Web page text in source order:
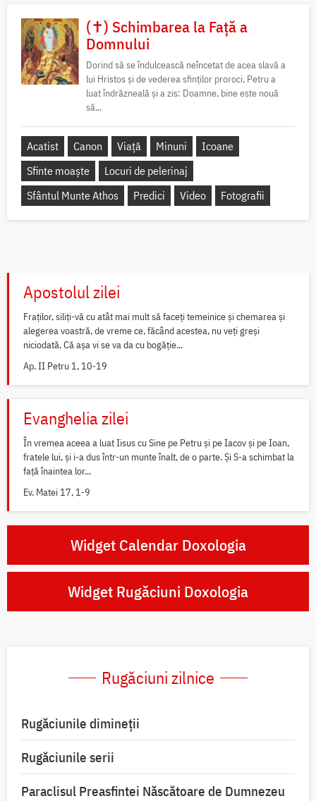
(✝) Schimbarea la Față a
Domnului
Dorind să se îndulcească neîncetat de acea slavă a
lui Hristos și de vederea sfinților proroci, Petru a
luat îndrăzneală și a zis: Doamne, bine este nouă
să...
Acatist Canon Viață Minuni
Icoane
Sfinte moaște
Locuri de pelerinaj
Sfântul Munte Athos
Predici Video Fotografii
Apostolul zilei
Fraților, siliți-vă cu atât mai mult să faceți temeinice și chemarea și
alegerea voastră, de vreme ce, făcând acestea, nu veți greși
niciodată. Că așa vi se va da cu bogăție...
Ap. II Petru 1, 10-19
Evanghelia zilei
În vremea aceea a luat Iisus cu Sine pe Petru și pe Iacov și pe Ioan,
fratele lui, și i-a dus într-un munte înalt, de o parte. Și S-a schimbat la
față înaintea lor...
Ev. Matei 17, 1-9
Widget Calendar Doxologia
Widget Rugăciuni Doxologia
Rugăciuni zilnice
Rugăciunile dimineții
Rugăciunile serii
Paraclisul Preasfintei Născătoare de Dumnezeu